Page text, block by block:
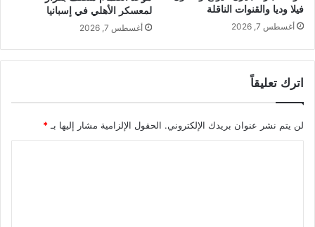
فيلا وديا والقنوات الناقلة
أغسطس 7, 2026
لمعسكر الأهلي في إسبانيا
أغسطس 7, 2026
اترك تعليقاً
لن يتم نشر عنوان بريدك الإلكتروني. الحقول الإلزامية مشار إليها بـ*